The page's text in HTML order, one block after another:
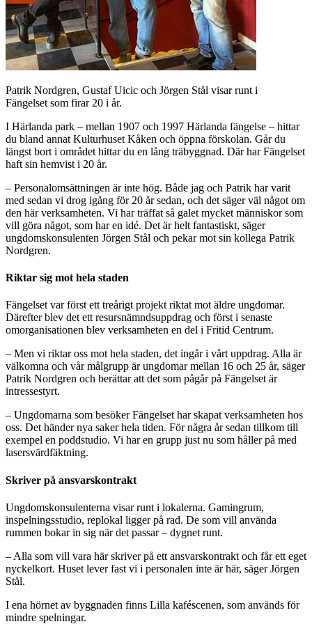
Patrik Nordgren, Gustaf Uicic och Jörgen Stål visar runt i
Fängelset som firar 20 i år.
I Härlanda park – mellan 1907 och 1997 Härlanda fängelse – hittar
du bland annat Kulturhuset Kåken och öppna förskolan. Går du
längst bort i området hittar du en lång träbyggnad. Där har Fängelset
haft sin hemvist i 20 år.
– Personalomsättningen är inte hög. Både jag och Patrik har varit
med sedan vi drog igång för 20 år sedan, och det säger väl något om
den här verksamheten. Vi har träffat så galet mycket människor som
vill göra något, som har en idé. Det är helt fantastiskt, säger
ungdomskonsulenten Jörgen Stål och pekar mot sin kollega Patrik
Nordgren.
Riktar sig mot hela staden
Fängelset var först ett treårigt projekt riktat mot äldre ungdomar.
Därefter blev det ett resursnämndsuppdrag och först i senaste
omorganisationen blev verksamheten en del i Fritid Centrum.
– Men vi riktar oss mot hela staden, det ingår i vårt uppdrag. Alla är
välkomna och vår målgrupp är ungdomar mellan 16 och 25 år, säger
Patrik Nordgren och berättar att det som pågår på Fängelset är
intressestyrt.
– Ungdomarna som besöker Fängelset har skapat verksamheten hos
oss. Det händer nya saker hela tiden. För några år sedan tillkom till
exempel en poddstudio. Vi har en grupp just nu som håller på med
lasersvärdfäktning.
Skriver på ansvarskontrakt
Ungdomskonsulenterna visar runt i lokalerna. Gamingrum,
inspelningsstudio, replokal ligger på rad. De som vill använda
rummen bokar in sig när det passar – dygnet runt.
– Alla som vill vara här skriver på ett ansvarskontrakt och får ett eget
nyckelkort. Huset lever fast vi i personalen inte är här, säger Jörgen
Stål.
I ena hörnet av byggnaden finns Lilla kaféscenen, som används för
mindre spelningar.